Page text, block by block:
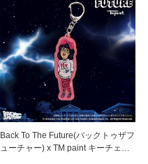
Back To The Future(バックトゥザフ
ューチャー) x TM paint キーチェー